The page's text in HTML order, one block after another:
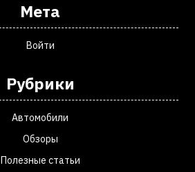
Мета
Войти
Рубрики
Автомобили
Обзоры
Полезные статьи